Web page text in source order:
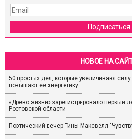
Подписаться
НОВОЕ НА
50 простых дел, которые увеличивают
повышают её энергетику
«Древо жизни» зарегистрировало первый
Ростовской области
Поэтический вечер Тины Максвелл